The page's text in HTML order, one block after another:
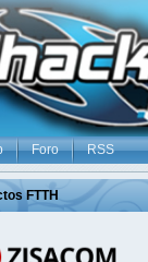
Foro RSS
FTTH